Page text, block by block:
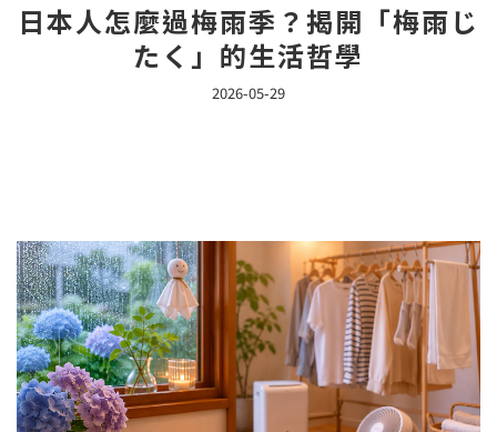
日本人怎麼過梅雨季？揭開「梅雨じ
たく」的生活哲學
2026-05-29